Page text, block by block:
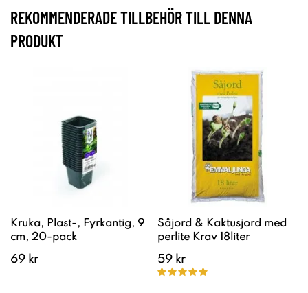
REKOMMENDERADE TILLBEHÖR TILL DENNA
PRODUKT
Kruka, Plast-, Fyrkantig, 9
cm, 20-pack
69 kr
Såjord & Kaktusjord med
perlite Krav 18liter
59 kr